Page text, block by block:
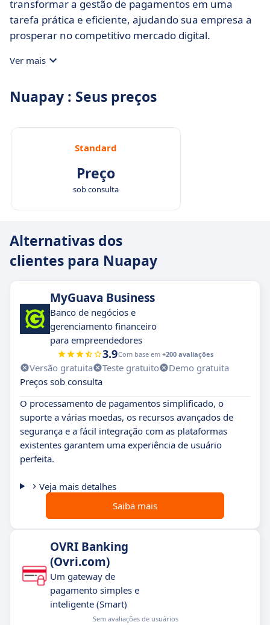
transformar a gestão de pagamentos em uma
tarefa prática e eficiente, ajudando sua empresa a
prosperar no competitivo mercado digital.
Ver mais
Nuapay : Seus preços
Standard
Preço
sob consulta
Alternativas dos
clientes para Nuapay
MyGuava Business
Banco de negócios e
gerenciamento financeiro
para empreendedores
3.9Com base em +200 avaliações
Versão gratuita Teste gratuito
Demo gratuita
Preços sob consulta
O processamento de pagamentos simplificado, o
suporte a várias moedas, os recursos avançados de
segurança e a fácil integração com as plataformas
existentes garantem uma experiência de usuário
perfeita.
Veja mais detalhes
Saiba mais
OVRI Banking
(Ovri.com)
Um gateway de
pagamento simples e
inteligente (Smart)
Sem avaliações de usuários